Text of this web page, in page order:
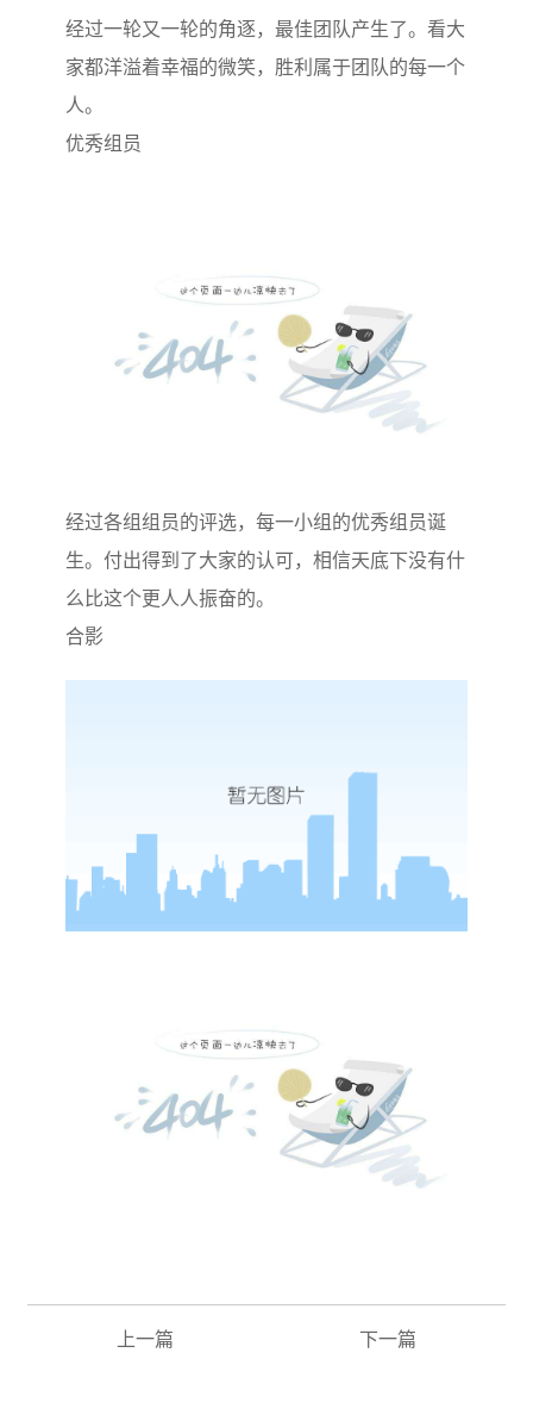
经过一轮又一轮的角逐，最佳团队产生了。看大
家都洋溢着幸福的微笑，胜利属于团队的每一个
人。
优秀组员
经过各组组员的评选，每一小组的优秀组员诞
生。付出得到了大家的认可，相信天底下没有什
么比这个更人人振奋的。
合影
下一篇
上一篇